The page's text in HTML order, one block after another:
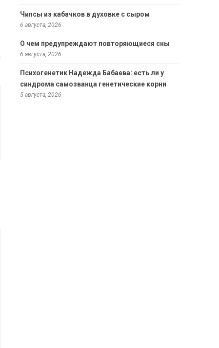
Чипсы из кабачков в духовке с сыром
6 августа, 2026
О чем предупреждают повторяющиеся сны
6 августа, 2026
Психогенетик Надежда Бабаева: есть ли у
синдрома самозванца генетические корни
5 августа, 2026